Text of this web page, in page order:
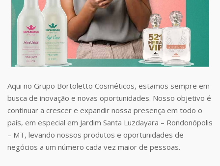
Aqui no Grupo Bortoletto Cosméticos, estamos sempre em
busca de inovação e novas oportunidades. Nosso objetivo é
continuar a crescer e expandir nossa presença em todo o
país, em especial em Jardim Santa Luzdayara – Rondonópolis
– MT, levando nossos produtos e oportunidades de
negócios a um número cada vez maior de pessoas.